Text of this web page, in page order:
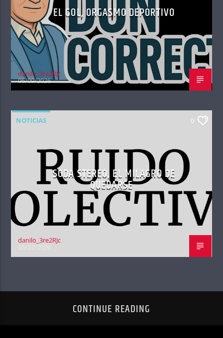
EL GOL, ORGASMO DEPORTIVO
danilo_3re2RJc
06/09/2026
NOTICIAS 0
SODA STEREO, EL MILAGRO DE
QUEDARSE
danilo_3re2RJc
CONTINUE READING